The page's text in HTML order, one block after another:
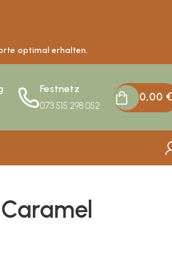
optimal erhalten.
Festnetz
073 515 298 052
0,00 €